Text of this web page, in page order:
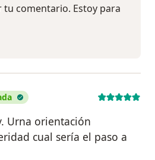
tu comentario. Estoy para
Urna orientación
cual sería el paso a